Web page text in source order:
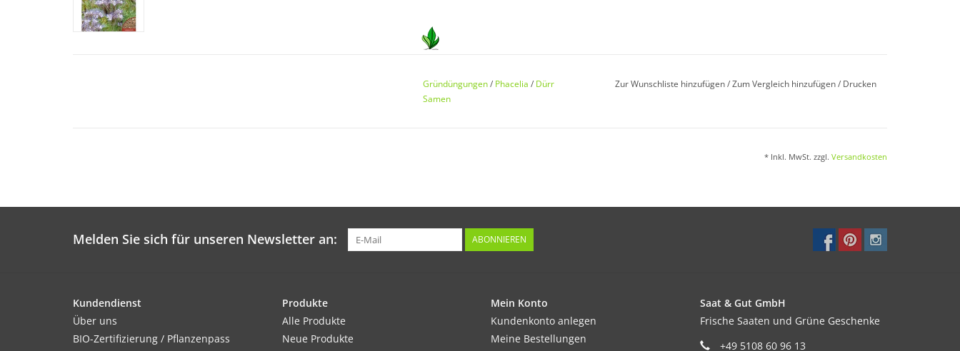
Sonnig, anspruchslos, auch für sandige, nährstoffarme Böden.
Gründüngungen/ Phacelia / Dürr
Samen
Zur Wunschliste hinzufügen/Zum Vergleich hinzufügen/ Drucken
* Inkl. MwSt. zzgl. Versandkosten
Melden Sie sich für unseren Newsletter an: ABONNIEREN
Kundendienst
Über uns
BIO-Zertifizierung / Pflanzenpass
Produkte
Alle Produkte
Neue Produkte
Mein Konto
Kundenkonto anlegen
Meine Bestellungen
Saat & Gut GmbH
Frische Saaten und Grüne Geschenke
+49 5108 60 96 13